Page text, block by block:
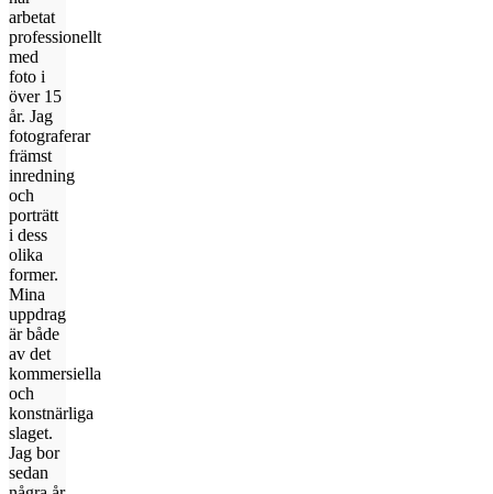
arbetat
professionellt
med
foto i
över 15
år. Jag
fotograferar
främst
inredning
och
porträtt
i dess
olika
former.
Mina
uppdrag
är både
av det
kommersiella
och
konstnärliga
slaget.
Jag bor
sedan